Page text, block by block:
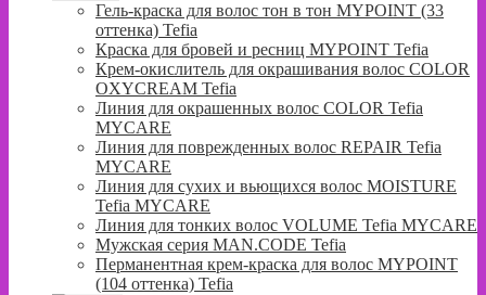
Гель-краска для волос тон в тон MYPOINT (33
оттенка) Tefia
Краска для бровей и ресниц MYPOINT Tefia
Крем-окислитель для окрашивания волос COLOR
OXYCREAM Tefia
Линия для окрашенных волос COLOR Tefia
MYCARE
Линия для поврежденных волос REPAIR Tefia
MYCARE
Линия для сухих и вьющихся волос MOISTURE
Tefia MYCARE
Линия для тонких волос VOLUME Tefia MYCARE
Мужская серия MAN.CODE Tefia
Перманентная крем-краска для волос MYPOINT
(104 оттенка) Tefia